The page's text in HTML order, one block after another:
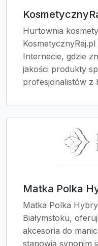
Hurtownia
Internecie, gdzie
jakości produkty
profesjonalistów z
Matka Polka
Matka Polka
Białymstoku,
akcesoria do
stanowią synonim